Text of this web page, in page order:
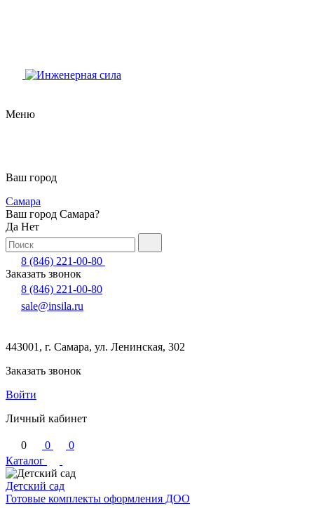
Меню
Ваш город
Самара
Ваш город Самара?
Да Нет
8 (846) 221-00-80
Заказать звонок
8 (846) 221-00-80
sale@insila.ru
443001, г. Самара, ул. Ленинская, 302
Заказать звонок
Войти
Личный кабинет
0 0
0
Каталог
Детский сад
Готовые комплекты оформления ДОО